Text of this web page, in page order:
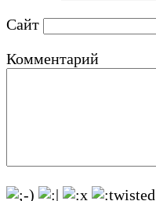
Сайт
Комментарий